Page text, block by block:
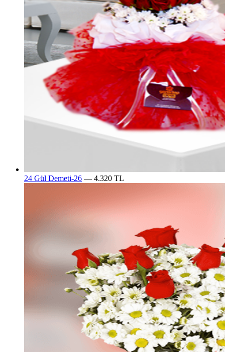
24 Gül Demeti-26 — 4.320 TL